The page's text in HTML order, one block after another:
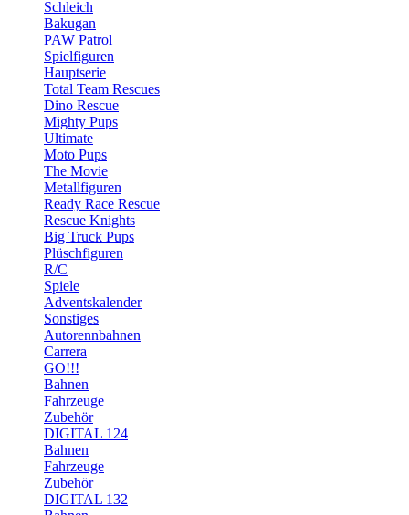
Schleich
Bakugan
PAW Patrol
Spielfiguren
Hauptserie
Total Team Rescues
Dino Rescue
Mighty Pups
Ultimate
Moto Pups
The Movie
Metallfiguren
Ready Race Rescue
Rescue Knights
Big Truck Pups
Plüschfiguren
R/C
Spiele
Adventskalender
Sonstiges
Autorennbahnen
Carrera
GO!!!
Bahnen
Fahrzeuge
Zubehör
DIGITAL 124
Bahnen
Fahrzeuge
Zubehör
DIGITAL 132